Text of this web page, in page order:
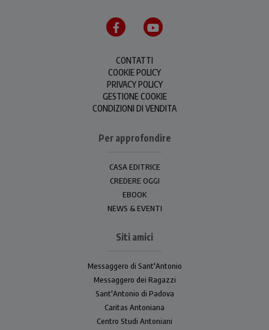
CONTATTI
COOKIE POLICY
PRIVACY POLICY
GESTIONE COOKIE
CONDIZIONI DI VENDITA
Per approfondire
CASA EDITRICE
CREDERE OGGI
EBOOK
NEWS & EVENTI
Siti amici
Messaggero di Sant'Antonio
Messaggero dei Ragazzi
Sant'Antonio di Padova
Caritas Antoniana
Centro Studi Antoniani